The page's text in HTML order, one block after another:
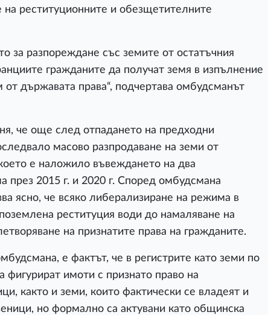
на реституционните и обезщетителните
за разпореждане със земите от остатъчния
гражданите да получат земя в изпълнение
от държавата права“, подчертава омбудсманът
че още след отпадането на предходни
масово разпродаване на земи от
е наложило въвеждането на два
през 2015 г. и 2020 г. Според омбудсмана
ясно, че всяко либерализиране на режима в
реституция води до намаляване на
на признатите права на гражданите.
е фактът, че в регистрите като земи по
имоти с признато право на
както и земи, които фактически се владеят и
но формално са актувани като общинска